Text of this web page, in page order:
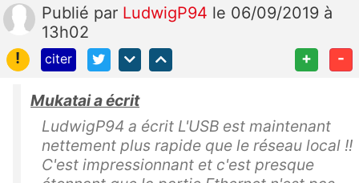
Publié par LudwigP94 le 06/09/2019 à
13h02
!
citer + -
Mukatai a écrit
LudwigP94 a écrit L'USB est maintenant
nettement plus rapide que le réseau local !!
C'est impressionnant et c'est presque